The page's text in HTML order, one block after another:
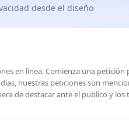
desde el diseño
en línea. Comienza una petición
nuestras peticiones son
de destacar ante el publico y los